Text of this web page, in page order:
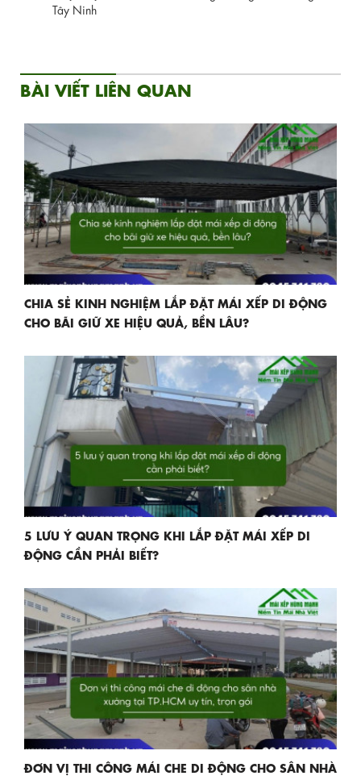
Tây Ninh
BÀI VIẾT LIÊN QUAN
CHIA SẺ KINH NGHIỆM LẮP ĐẶT MÁI XẾP DI ĐỘNG
CHO BÃI GIỮ XE HIỆU QUẢ, BỀN LÂU?
5 LƯU Ý QUAN TRỌNG KHI LẮP ĐẶT MÁI XẾP DI
ĐỘNG CẦN PHẢI BIẾT?
ĐƠN VỊ THI CÔNG MÁI CHE DI ĐỘNG CHO SÂN NHÀ